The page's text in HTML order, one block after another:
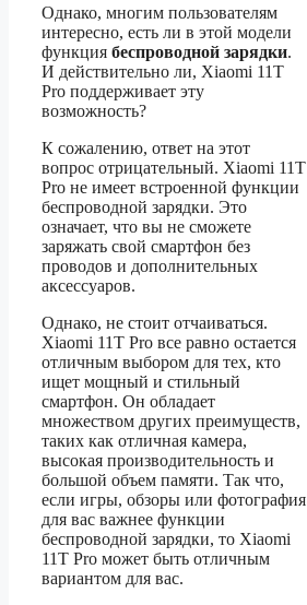
Однако, многим пользователям
интересно, есть ли в этой модели
функция беспроводной зарядки.
И действительно ли, Xiaomi 11T
Pro поддерживает эту
возможность?
К сожалению, ответ на этот
вопрос отрицательный. Xiaomi 11T
Pro не имеет встроенной функции
беспроводной зарядки. Это
означает, что вы не сможете
заряжать свой смартфон без
проводов и дополнительных
аксессуаров.
Однако, не стоит отчаиваться.
Xiaomi 11T Pro все равно остается
отличным выбором для тех, кто
ищет мощный и стильный
смартфон. Он обладает
множеством других преимуществ,
таких как отличная камера,
высокая производительность и
большой объем памяти. Так что,
если игры, обзоры или фотография
для вас важнее функции
беспроводной зарядки, то Xiaomi
11T Pro может быть отличным
вариантом для вас.